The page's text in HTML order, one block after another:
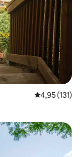
Évaluation
4,95 (131)